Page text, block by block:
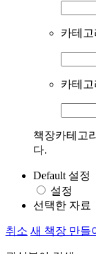
카테고
카테고
책장카테고
다.
Default 설정
설정
선택한 자료
취소 새 책장 만들